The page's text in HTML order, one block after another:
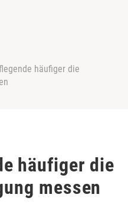
häufiger die
häufiger die
messen